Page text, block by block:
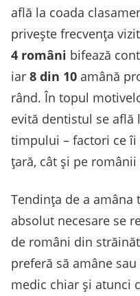
află la coada
privește frecvența
4 români bifează
iar 8 din 10 amână
rând​. În topul
evită dentistul se
timpului​ – factori ce îi
țară, cât și pe
Tendința de a amâna
absolut necesare se
de români din
preferă să amâne
medic chiar și atunci